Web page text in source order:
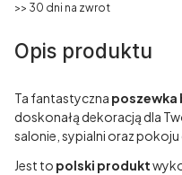
>> 30 dni na zwrot
Opis produktu
Ta fantastyczna poszewka
doskonałą dekoracją dla
salonie, sypialni oraz pokoju
Jest to polski produkt